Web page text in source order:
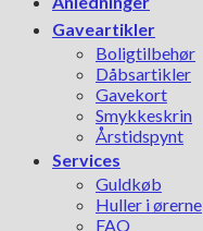
Gaveartikler
Boligtilbehør
Dåbsartikler
Gavekort
Smykkeskrin
Årstidspynt
Services
Guldkøb
Huller i ørerne
FAQ